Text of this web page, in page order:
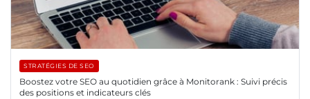
STRATÉGIES DE SEO
Boostez votre SEO au quotidien grâce à Monitorank : Suivi précis
des positions et indicateurs clés